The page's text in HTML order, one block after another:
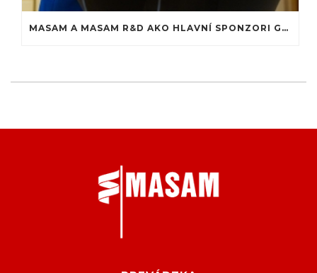
MASAM A MASAM R&D AKO HLAVNÍ SPONZORI GALAVEČERA MEDZINÁRODNEJ KONFERENCIE AGBRP V BRATISLAVE